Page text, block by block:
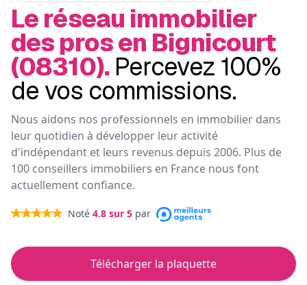
Le réseau immobilier
des pros en Bignicourt
(08310). Percevez 100%
de vos commissions.
Nous aidons nos professionnels en immobilier dans
leur quotidien à développer leur activité
d'indépendant et leurs revenus depuis 2006. Plus de
100 conseillers immobiliers en France nous font
actuellement confiance.
Noté 4.8 sur 5 par
Télécharger la plaquette